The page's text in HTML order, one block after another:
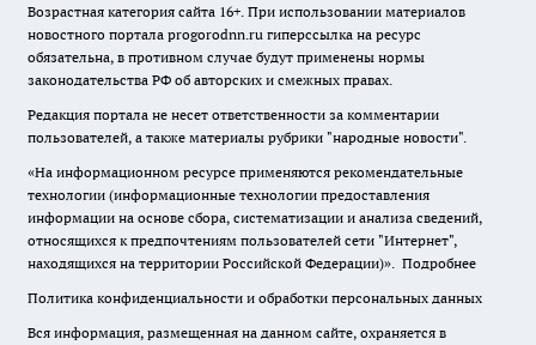
Возрастная категория сайта 16+. При использовании материалов
новостного портала progorodnn.ru гиперссылка на ресурс
обязательна, в противном случае будут применены нормы
законодательства РФ об авторских и смежных правах.
Редакция портала не несет ответственности за комментарии
пользователей, а также материалы рубрики "народные новости".
«На информационном ресурсе применяются рекомендательные
технологии (информационные технологии предоставления
информации на основе сбора, систематизации и анализа сведений,
относящихся к предпочтениям пользователей сети "Интернет",
находящихся на территории Российской Федерации)». Подробнее
Политика конфиденциальности и обработки персональных данных
Вся информация, размещенная на данном сайте, охраняется в